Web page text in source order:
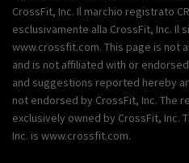
CrossFit, Inc. Il marchio registrato
esclusivamente alla CrossFit, Inc. Il
www.crossfit.com. This page is not
and is not affiliated with or
and suggestions reported hereby
not endorsed by CrossFit, Inc. The
exclusively owned by CrossFit, Inc.
Inc. is www.crossfit.com.